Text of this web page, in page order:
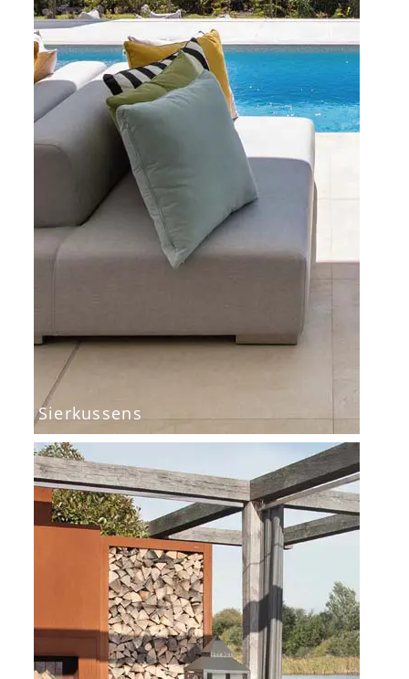
Sierkussens